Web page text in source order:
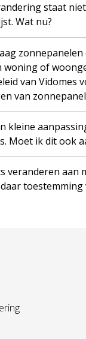
Wat nu?
woning of
van Vidomes
van
Moet ik dit ook
toestemming